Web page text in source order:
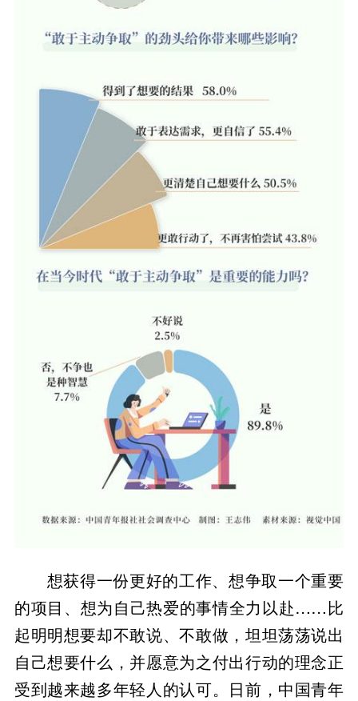
想获得一份更好的工作、想争取一个重要
的项目、想为自己热爱的事情全力以赴……比
起明明想要却不敢说、不敢做，坦坦荡荡说出
自己想要什么，并愿意为之付出行动的理念正
受到越来越多年轻人的认可。日前，中国青年